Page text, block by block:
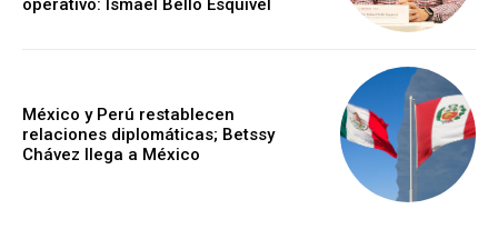
operativo: Ismael Bello Esquivel
México y Perú restablecen
relaciones diplomáticas; Betssy
Chávez llega a México